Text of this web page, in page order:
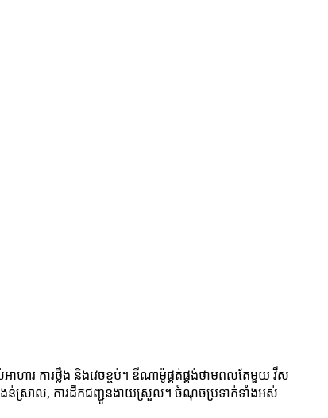
ហារ ការថ្លឹង និងវេចខ្ចប់។ ឌីណាម៉ូផ្គត់ផ្គង់ថាមពលតែមួយ វីស
ទំងន់ស្រាល, ការដឹកជញ្ជូនងាយស្រួល។ ចំណុចប្រទាក់ទាំងអស់